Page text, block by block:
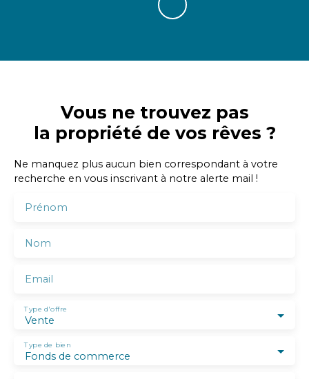
Vous ne trouvez pas
la propriété de vos rêves ?
Ne manquez plus aucun bien correspondant à votre
recherche en vous inscrivant à notre alerte mail !
Prénom
Nom
Email
Vente
Type d'offre
Fonds de commerce
Type de bien